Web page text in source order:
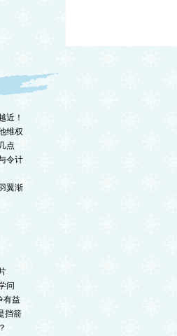
近！
维权
点
令计
翼渐
问
有益
挡箭